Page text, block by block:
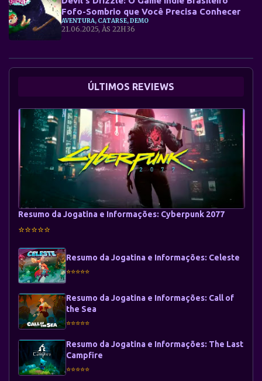
Fofo-Sombrio que Você Precisa Conhecer
AVENTURA, CATARSE, DEMO
21.06.2025, ÀS 22H36
ÚLTIMOS REVIEWS
Resumo da Jogatina e Informações: Cyberpunk 2077
⭐⭐⭐⭐⭐
Resumo da Jogatina e Informações: Celeste
⭐⭐⭐⭐⭐
Resumo da Jogatina e Informações: Call of
the Sea
⭐⭐⭐⭐⭐
Resumo da Jogatina e Informações: The Last
Campfire
⭐⭐⭐⭐⭐